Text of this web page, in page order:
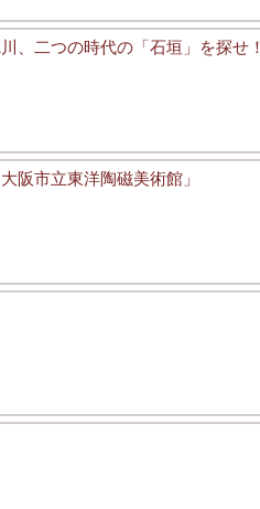
、二つの時代の「石垣」を探せ！
市立東洋陶磁美術館」